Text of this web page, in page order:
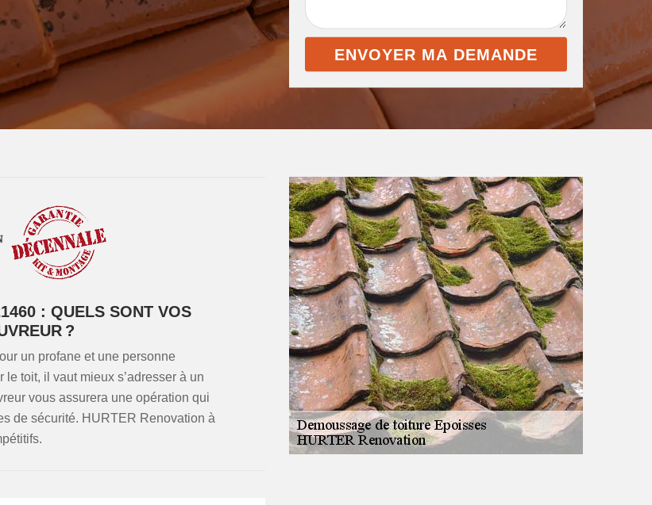
: QUELS SONT VOS
?
un profane et une personne
toit, il vaut mieux s’adresser à un
vous assurera une opération qui
de sécurité. HURTER Renovation à